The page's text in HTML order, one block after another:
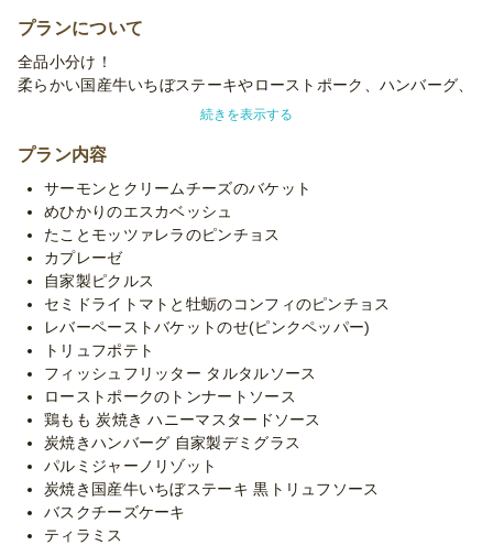
プランについて
全品小分け！
柔らかい国産牛いちぼステーキやローストポーク、ハンバーグ、
鶏もも肉を炭焼き台で丁寧に焼き上げたたっぷりのお肉を楽しめ
全品小分けのお料理は立食のパーティでも取り分けしやすく、ま
た感染症対策にも最適です。
シェフ手作りの2種のデザート付！バスク風チーズケーキは当店
の人気メニューです。
※使い捨て容器でお届けするデリバリープランです。設置・配
膳・撤収等のサービスはついておりません。
続きを表示する
プラン内容
サーモンとクリームチーズのバケット
めひかりのエスカベッシュ
たことモッツァレラのピンチョス
カプレーゼ
自家製ピクルス
セミドライトマトと牡蛎のコンフィのピンチョス
レバーペーストバケットのせ(ピンクペッパー)
トリュフポテト
フィッシュフリッター タルタルソース
ローストポークのトンナートソース
鶏もも 炭焼き ハニーマスタードソース
炭焼きハンバーグ 自家製デミグラス
パルミジャーノリゾット
炭焼き国産牛いちぼステーキ 黒トリュフソース
バスクチーズケーキ
ティラミス